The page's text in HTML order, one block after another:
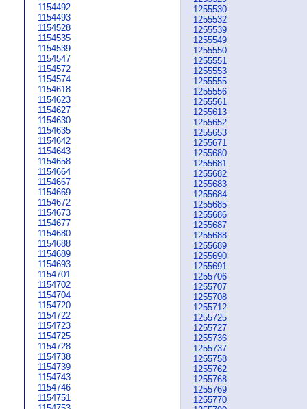
1154492
1154493
1154528
1154535
1154539
1154547
1154572
1154574
1154618
1154623
1154627
1154630
1154635
1154642
1154643
1154658
1154664
1154667
1154669
1154672
1154673
1154677
1154680
1154688
1154689
1154693
1154701
1154702
1154704
1154720
1154722
1154723
1154725
1154728
1154738
1154739
1154743
1154746
1154751
1255530
1255532
1255539
1255549
1255550
1255551
1255553
1255555
1255556
1255561
1255613
1255652
1255653
1255671
1255680
1255681
1255682
1255683
1255684
1255685
1255686
1255687
1255688
1255689
1255690
1255691
1255706
1255707
1255708
1255712
1255725
1255727
1255736
1255737
1255758
1255762
1255768
1255769
1255770